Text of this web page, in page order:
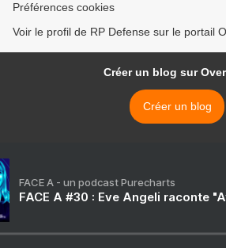
Préférences cookies
Voir le profil de RP Defense sur le portail
Créer un blog sur
Créer un blog
FACE A - un podcast Purecharts
FACE A #30 : Eve Angeli raconte